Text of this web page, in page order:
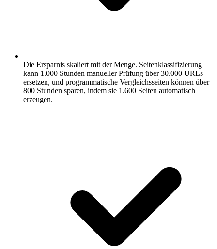
Die Ersparnis skaliert mit der Menge. Seitenklassifizierung
kann 1.000 Stunden manueller Prüfung über 30.000 URLs
ersetzen, und programmatische Vergleichsseiten können über
800 Stunden sparen, indem sie 1.600 Seiten automatisch
erzeugen.